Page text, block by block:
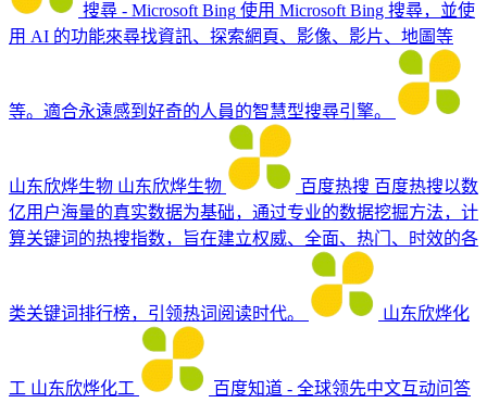
搜尋 - Microsoft Bing 使用 Microsoft Bing 搜尋，並使
用 AI 的功能來尋找資訊、探索網頁、影像、影片、地圖等
等。適合永遠感到好奇的人員的智慧型搜尋引擎。
山东欣烨生物 山东欣烨生物 百度热搜 百度热搜以数
亿用户海量的真实数据为基础，通过专业的数据挖掘方法，计
算关键词的热搜指数，旨在建立权威、全面、热门、时效的各
类关键词排行榜，引领热词阅读时代。 山东欣烨化
工 山东欣烨化工
百度知道 - 全球领先中文互动问答